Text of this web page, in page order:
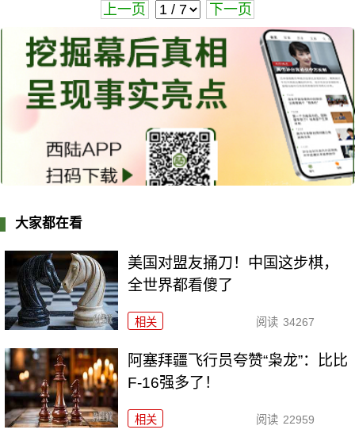
上一页 下一页
大家都在看
美国对盟友捅刀！中国这步棋，
全世界都看傻了
相关 阅读 34267
阿塞拜疆飞行员夸赞“枭龙”：比比
F-16强多了！
相关 阅读 22959